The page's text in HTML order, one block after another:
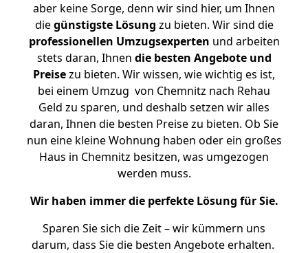
aber keine Sorge, denn wir sind hier, um Ihnen
diegünstigste Lösung zu bieten. Wir sind die
professionellen Umzugsexperten und arbeiten
stets daran, Ihnen die besten Angebote und
Preisezu bieten. Wir wissen, wie wichtig es ist,
bei einem Umzug von Chemnitz nach Rehau
Geld zu sparen, und deshalb setzen wir alles
daran, Ihnen die besten Preise zu bieten. Ob Sie
nun eine kleine Wohnung haben oder ein großes
Haus in Chemnitz besitzen, was umgezogen
werden muss.
Wir haben immer die perfekte Lösung für Sie.
Sparen Sie sich die Zeit – wir kümmern uns
darum, dass Sie die besten Angebote erhalten.